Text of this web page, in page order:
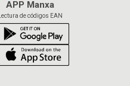
APP Manxa
Lectura de códigos EAN